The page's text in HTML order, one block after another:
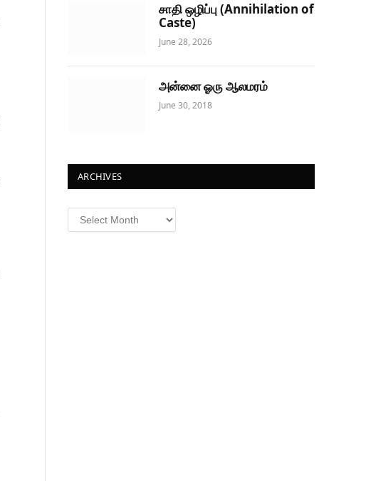
சாதி ஒழிப்பு (Annihilation of
Caste)
June 28, 2026
அன்னை ஓரு ஆலமரம்
June 30, 2018
ARCHIVES
Archives